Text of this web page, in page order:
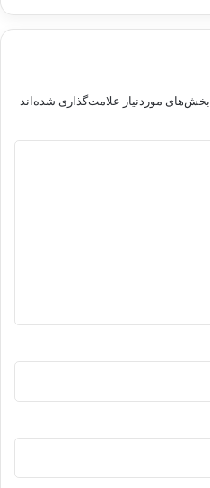
بخش‌های موردنیاز علامت‌گذاری شده‌اند